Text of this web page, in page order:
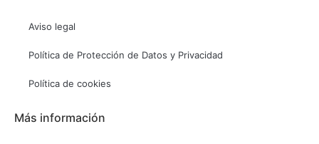
Aviso legal
Política de Protección de Datos y Privacidad
Política de cookies
Más información